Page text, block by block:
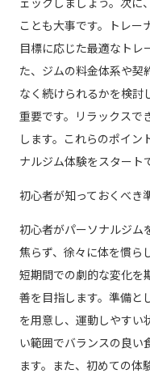
ことも大事です。トレー
目標に応じた最適なトレ
た、ジムの料金体系や契
なく続けられるかを検討
重要です。リラックスで
します。これらのポイン
ナルジム体験をスタート
初心者が知っておくべき
初心者がパーソナルジム
焦らず、徐々に体を慣ら
短期間での劇的な変化を
善を目指します。準備と
を用意し、運動しやすい
い範囲でバランスの良い
ます。また、初めての体